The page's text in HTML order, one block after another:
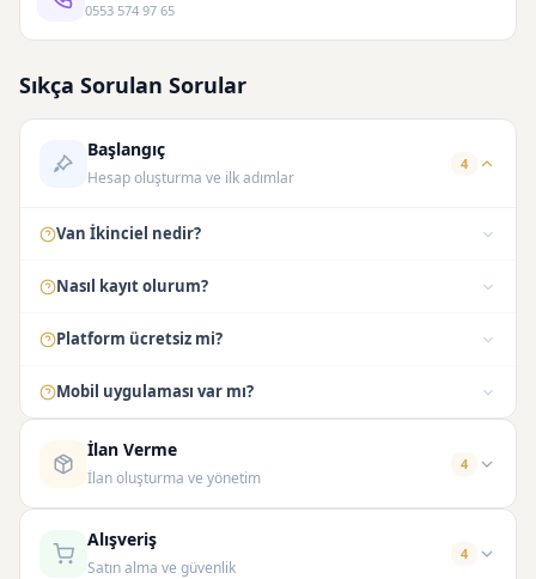
0553 574 97 65
Sıkça Sorulan Sorular
Başlangıç
Hesap oluşturma ve ilk adımlar
4
Van İkinciel nedir?
Nasıl kayıt olurum?
Platform ücretsiz mi?
Mobil uygulaması var mı?
İlan Verme
İlan oluşturma ve yönetim
4
Alışveriş
Satın alma ve güvenlik
4